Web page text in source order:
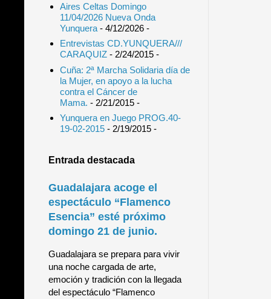
Aires Celtas Domingo
11/04/2026 Nueva Onda
Yunquera- 4/12/2026-
Entrevistas CD.YUNQUERA///
CARAQUIZ- 2/24/2015-
Cuña: 2ª Marcha Solidaria día de
la Mujer, en apoyo a la lucha
contra el Cáncer de
Mama. - 2/21/2015-
Yunquera en Juego PROG.40-
19-02-2015- 2/19/2015-
Entrada destacada
Guadalajara acoge el
espectáculo “Flamenco
Esencia” esté próximo
domingo 21 de junio.
Guadalajara se prepara para vivir
una noche cargada de arte,
emoción y tradición con la llegada
del espectáculo “Flamenco